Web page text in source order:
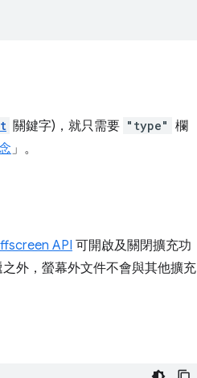
關鍵字)，就只需要 "type" 欄
」。
API 可開啟及關閉擴充功
外，螢幕外文件不會與其他擴充